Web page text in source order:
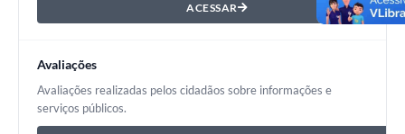
ACESSAR
Avaliações
Avaliações realizadas pelos cidadãos sobre informações e
serviços públicos.